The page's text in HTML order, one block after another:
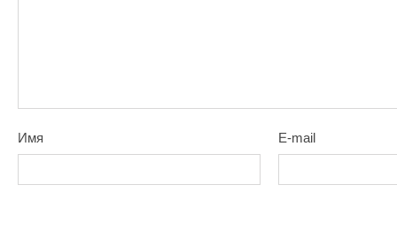
Имя E-mail